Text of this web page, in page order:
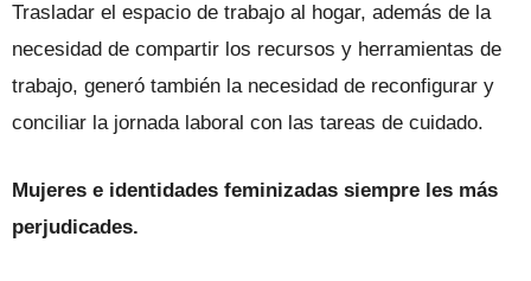
Trasladar el espacio de trabajo al hogar, además de la
necesidad de compartir los recursos y herramientas de
trabajo, generó también la necesidad de reconfigurar y
conciliar la jornada laboral con las tareas de cuidado.
Mujeres e identidades feminizadas siempre les más
perjudicades.